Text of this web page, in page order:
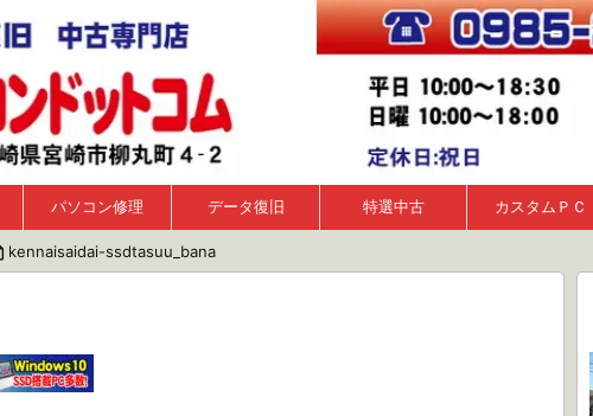
パソコン修理 データ復旧 特選中古 カスタムＰＣ
kennaisaidai-ssdtasuu_bana